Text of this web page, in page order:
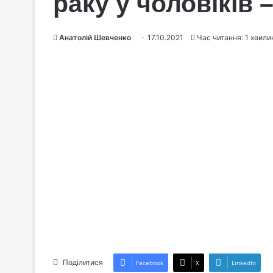
Анатолій Шевченко 17.10.2021 Час читання: 1
Поділитися Facebook X LinkedIn